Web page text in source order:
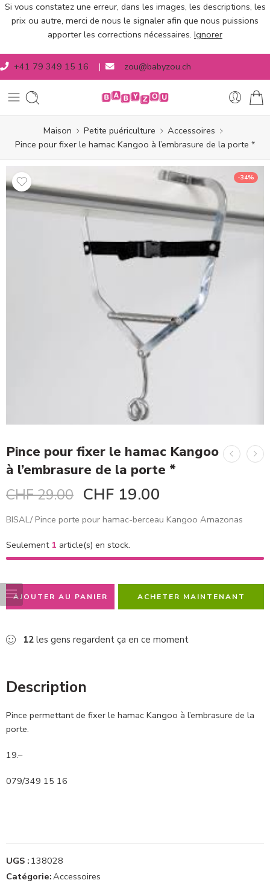
Si vous constatez une erreur, dans les images, les descriptions, les
prix ou autre, merci de nous le signaler afin que nous puissions
apporter les corrections nécessaires. Ignorer
+41 79 349 15 16 | zou@babyzou.ch
Maison Petite puériculture
Accessoires
Pince pour fixer le hamac Kangoo à l’embrasure de la porte *
-34%
Pince pour fixer le hamac Kangoo
à l’embrasure de la porte *
CHF29.00 CHF 19.00
BISAL/ Pince porte pour hamac-berceau Kangoo Amazonas
Seulement 1 article(s) en stock.
AJOUTER AU PANIER ACHETER MAINTENANT
12 les gens regardent ça en ce moment
Description
Pince permettant de fixer le hamac Kangoo à l’embrasure de la
porte.
19.–
079/349 15 16
UGS : 138028
Catégorie:Accessoires